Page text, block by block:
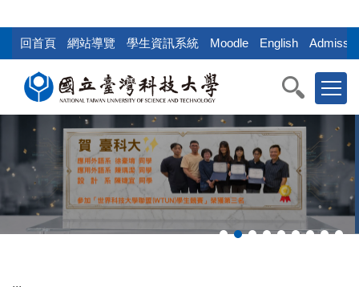
到
回首頁 網站導覽 學生資訊系統 Moodle English